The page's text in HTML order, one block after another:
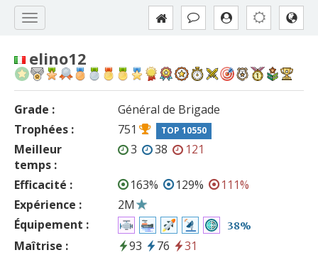
elino12
Grade :
Général de Brigade
Trophées :
751 TOP 10550
Meilleur
temps :
3 38 121
Efficacité : 163% 129%
111%
Expérience :
2M
Équipement :
38%
Maîtrise : 93 76
31